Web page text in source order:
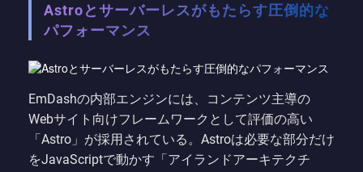
Astroとサーバーレスがもたらす圧倒的な
パフォーマンス
EmDashの内部エンジンには、コンテンツ主導の
Webサイト向けフレームワークとして評価の高い
「Astro」が採用されている。Astroは必要な部分だけ
をJavaScriptで動かす「アイランドアーキテクチ